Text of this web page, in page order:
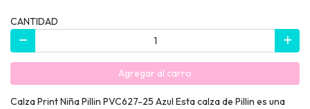
CANTIDAD
Agregar al carro
Calza Print Niña Pillin PVC627-25 Azul Esta calza de Pillin es una